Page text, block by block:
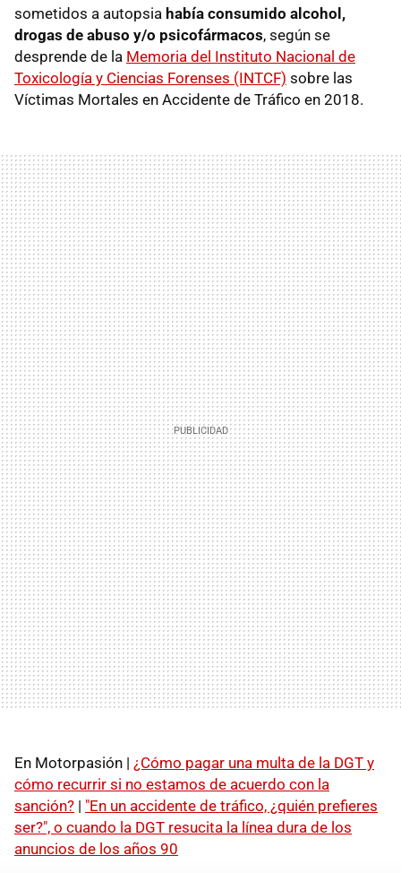
sometidos a autopsia había consumido alcohol,
drogas de abuso y/o psicofármacos, según se
desprende de la Memoria del Instituto Nacional de
Toxicología y Ciencias Forenses (INTCF) sobre las
Víctimas Mortales en Accidente de Tráfico en 2018.
En Motorpasión | ¿Cómo pagar una multa de la DGT y
cómo recurrir si no estamos de acuerdo con la
sanción? | "En un accidente de tráfico, ¿quién prefieres
ser?", o cuando la DGT resucita la línea dura de los
anuncios de los años 90